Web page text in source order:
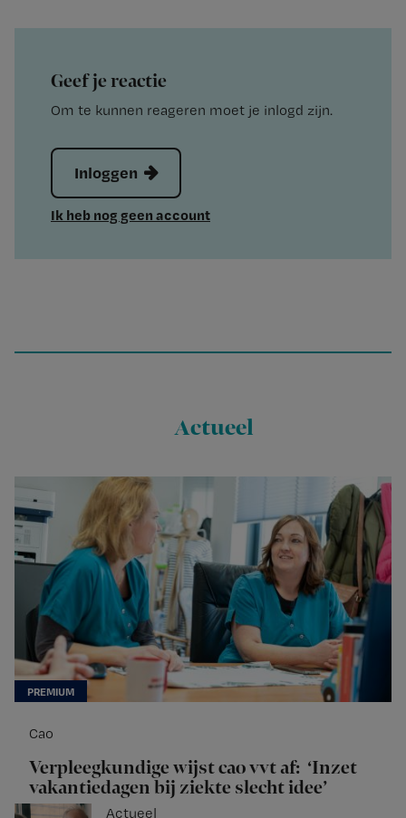
Geef je reactie
Om te kunnen reageren moet je inlogd zijn.
Inloggen
Ik heb nog geen account
Actueel
Cao
Verpleegkundige wijst cao vvt af: ‘Inzet
vakantiedagen bij ziekte slecht idee’
Actueel